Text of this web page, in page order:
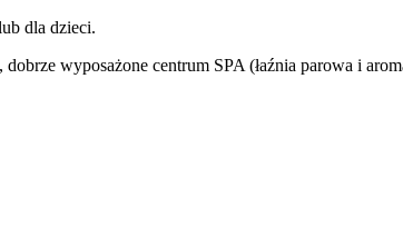
dla dzieci.
dobrze wyposażone centrum SPA (łaźnia parowa i